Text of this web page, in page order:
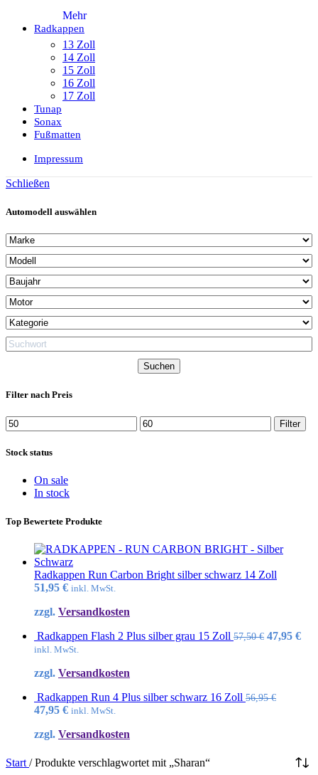
Mehr
Radkappen
13 Zoll
14 Zoll
15 Zoll
16 Zoll
17 Zoll
Tunap
Sonax
Fußmatten
Impressum
Schließen
Automodell auswählen
Filter nach Preis
Min.
Preis
Max.
Preis
Filter
Stock status
On sale
In stock
Top Bewertete Produkte
Radkappen Run Carbon Bright silber schwarz 14 Zoll
51,95 € inkl. MwSt.
zzgl. Versandkosten
Radkappen Flash 2 Plus silber grau 15 Zoll 57,50€ 47,95 €
inkl. MwSt.
zzgl. Versandkosten
Radkappen Run 4 Plus silber schwarz 16 Zoll 56,95€
Ursprünglicher
war:
47,95 €Aktueller
ist:
inkl. MwSt.
zzgl. Versandkosten
Start / Produkte verschlagwortet mit „Sharan“